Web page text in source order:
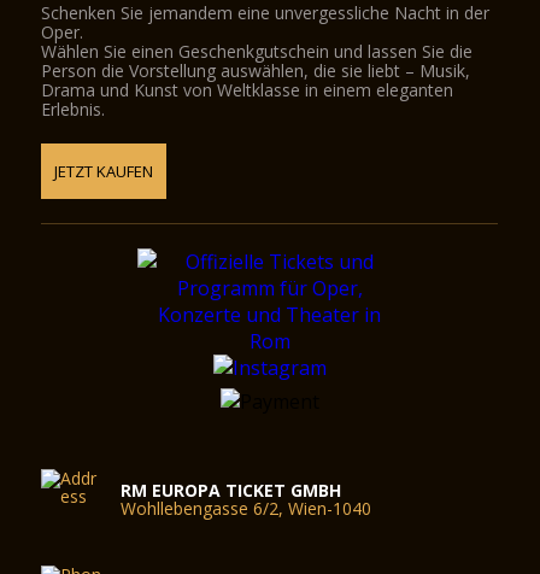
Schenken Sie jemandem eine unvergessliche Nacht in der
Oper.
Wählen Sie einen Geschenkgutschein und lassen Sie die
Person die Vorstellung auswählen, die sie liebt – Musik,
Drama und Kunst von Weltklasse in einem eleganten
Erlebnis.
JETZT KAUFEN
RM EUROPA TICKET GMBH
Wohllebengasse 6/2, Wien-1040